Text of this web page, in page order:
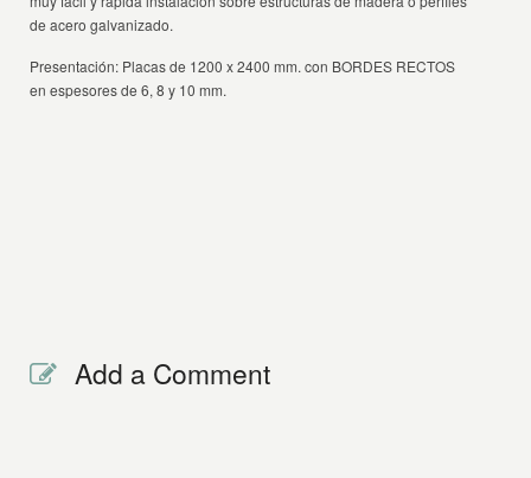
de acero galvanizado.
Presentación: Placas de 1200 x 2400 mm. con BORDES RECTOS
en espesores de 6, 8 y 10 mm.
Add a Comment